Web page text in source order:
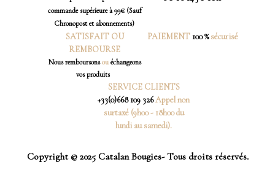
commande supérieure à 99€ (Sauf
Chronopost et abonnements)
SATISFAIT OU
REMBOURSE
Nous remboursonsouéchangeons
vos produits
PAIEMENT100 %sécurisé
SERVICE CLIENTS
+33(0)668 109 326Appel non
surtaxé (9h00 - 18h00 du
lundi au samedi).
Copyright © 2025 Catalan Bougies- Tous droits réservés.